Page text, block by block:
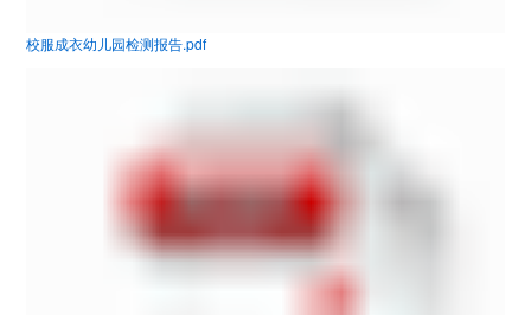
校服成衣幼儿园检测报告.pdf